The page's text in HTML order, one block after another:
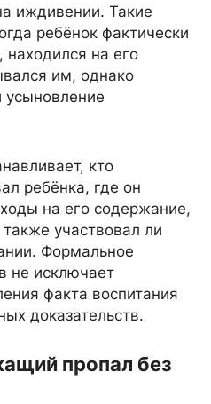
иждивении. Такие
ребёнок фактически
на его
им, однако
усыновление
кто
ребёнка, где он
на его содержание,
участвовал ли
Формальное
не исключает
факта воспитания
доказательств.
пропал без